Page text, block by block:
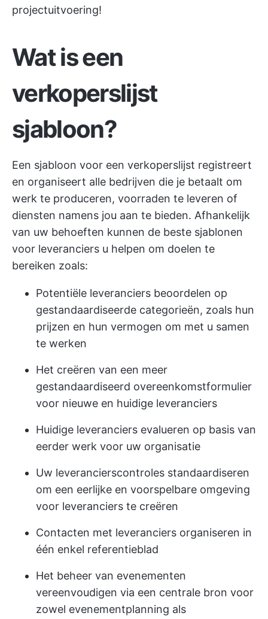
projectuitvoering!
Wat is een
verkoperslijst
sjabloon?
Een sjabloon voor een verkoperslijst registreert
en organiseert alle bedrijven die je betaalt om
werk te produceren, voorraden te leveren of
diensten namens jou aan te bieden. Afhankelijk
van uw behoeften kunnen de beste sjablonen
voor leveranciers u helpen om doelen te
bereiken zoals:
Potentiële leveranciers beoordelen op
gestandaardiseerde categorieën, zoals hun
prijzen en hun vermogen om met u samen
te werken
Het creëren van een meer
gestandaardiseerd overeenkomstformulier
voor nieuwe en huidige leveranciers
Huidige leveranciers evalueren op basis van
eerder werk voor uw organisatie
Uw leverancierscontroles standaardiseren
om een eerlijke en voorspelbare omgeving
voor leveranciers te creëren
Contacten met leveranciers organiseren in
één enkel referentieblad
Het beheer van evenementen
vereenvoudigen via een centrale bron voor
zowel evenementplanning als